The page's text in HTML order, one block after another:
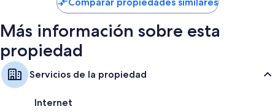
$94
Más información sobre esta
propiedad
Servicios de la propiedad
Internet